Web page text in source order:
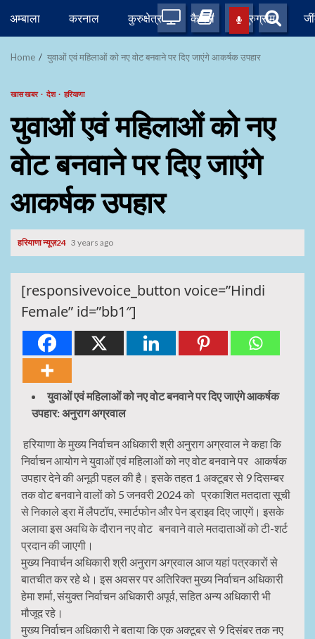
content
अम्बाला करनाल कुरुक्षेत्र कैथल गुरुग्राम
Home युवाओं एवं महिलाओं को नए वोट बनवाने पर दिए जाएंगे आकर्षक उपहार
खास खबर देश हरियाणा
युवाओं एवं महिलाओं को नए
वोट बनवाने पर दिए जाएंगे
आकर्षक उपहार
हरियाणा न्यूज़24 3 years ago
[responsivevoice_button voice=”Hindi
Female” id=”bb1″]
युवाओं एवं महिलाओं को नए वोट बनवाने पर दिए जाएंगे आकर्षक
उपहार: अनुराग अग्रवाल
हरियाणा के मुख्य निर्वाचन अधिकारी श्री अनुराग अग्रवाल ने कहा कि
निर्वाचन आयोग ने युवाओं एवं महिलाओं को नए वोट बनवाने पर आकर्षक
उपहार देने की अनूठी पहल की है। इसके तहत 1 अक्टूबर से 9 दिसम्बर
तक वोट बनवाने वालों को 5 जनवरी 2024 को प्रकाशित मतदाता सूची
से निकाले ड्रा में लैपटॉप, स्मार्टफोन और पेन ड्राइव दिए जाएगें। इसके
अलावा इस अवधि के दौरान नए वोट बनवाने वाले मतदाताओं को टी-शर्ट
प्रदान की जाएगी।
मुख्य निवार्चन अधिकारी श्री अनुराग अग्रवाल आज यहां पत्रकारों से
बातचीत कर रहे थे। इस अवसर पर अतिरिक्त मुख्य निर्वाचन अधिकारी
हेमा शर्मा, संयुक्त निर्वाचन अधिकारी अपूर्व, सहित अन्य अधिकारी भी
मौजूद रहे।
मुख्य निर्वाचन अधिकारी ने बताया कि एक अक्टूबर से 9 दिसंबर तक नए